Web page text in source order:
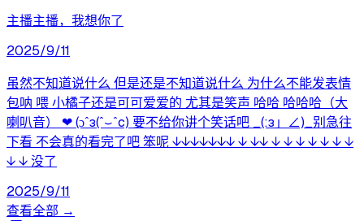
主播主播，我想你了
2025/9/11
虽然不知道说什么 但是还是不知道说什么 为什么不能发表情
包呐 喂 小橘子还是可可爱爱的 尤其是笑声 哈哈 哈哈哈（大
喇叭音） ❤ (ɔˆз(ˆ⌣ˆc) 要不给你讲个笑话吧 _(:з」∠)_别急往
下看 不会真的看完了吧 笨呢 ↓↓↓↓↓↓↓ ↓ ↓↓ ↓ ↓ ↓ ↓ ↓ ↓ ↓
↓ ↓ 没了
2025/9/11
查看全部 →